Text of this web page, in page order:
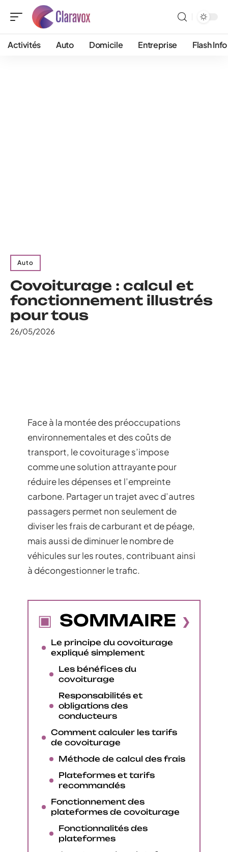
Activités Auto Domicile Entreprise Flash Info
Auto
Covoiturage : calcul et
fonctionnement illustrés
pour tous
26/05/2026
Face à la montée des préoccupations
environnementales et des coûts de
transport, le covoiturage s’impose
comme une solution attrayante pour
réduire les dépenses et l’empreinte
carbone. Partager un trajet avec d’autres
passagers permet non seulement de
diviser les frais de carburant et de péage,
mais aussi de diminuer le nombre de
véhicules sur les routes, contribuant ainsi
à décongestionner le trafic.
SOMMAIRE
Le principe du covoiturage
expliqué simplement
Les bénéfices du
covoiturage
Responsabilités et
obligations des
conducteurs
Comment calculer les tarifs
de covoiturage
Méthode de calcul des frais
Plateformes et tarifs
recommandés
Fonctionnement des
plateformes de covoiturage
Fonctionnalités des
plateformes